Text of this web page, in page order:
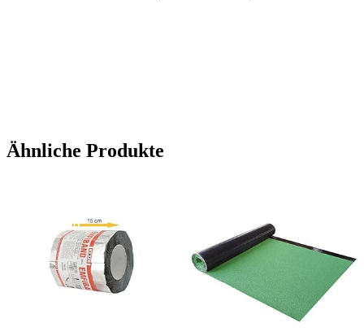
Ähnliche Produkte